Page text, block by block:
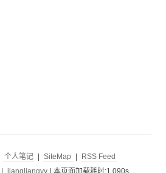
个人笔记 | SiteMap |
RSS Feed
| liangliangyy |本页面加载耗时:1.090s